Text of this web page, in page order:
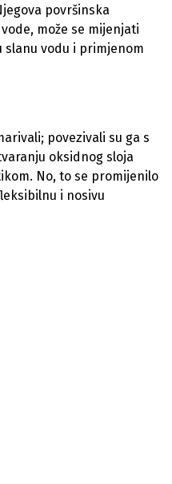
površinska
može se mijenjati
slanu vodu i primjenom
povezivali su ga s
oksidnog sloja
No, to se promijenilo
i nosivu